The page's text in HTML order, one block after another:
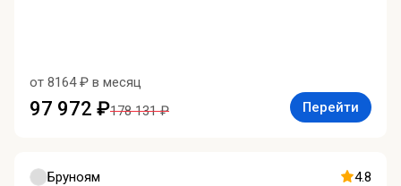
от 8164 ₽ в месяц
97 972 ₽178 131 ₽ Перейти
Бруноям 4.8